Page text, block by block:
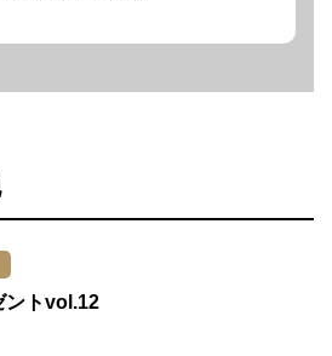
ントvol.12